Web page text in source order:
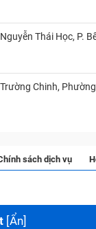
Thái Học, P.
Chinh,
sách dịch vụ
[Ẩn]